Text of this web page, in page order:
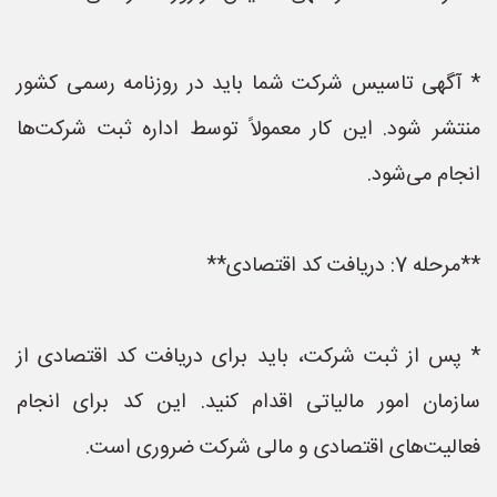
* آگهی تاسیس شرکت شما باید در روزنامه رسمی کشور
منتشر شود. این کار معمولاً توسط اداره ثبت شرکت‌ها
انجام می‌شود.
**مرحله 7: دریافت کد اقتصادی**
* پس از ثبت شرکت، باید برای دریافت کد اقتصادی از
سازمان امور مالیاتی اقدام کنید. این کد برای انجام
فعالیت‌های اقتصادی و مالی شرکت ضروری است.